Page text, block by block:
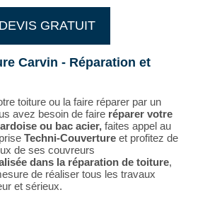
DEVIS GRATUIT
Carvin - Réparation et
toiture ou la faire réparer par un
avez besoin de faire réparer votre
ou bac acier, faites appel au
Techni-Couverture et profitez de
de ses couvreurs
dans la réparation de toiture,
de réaliser tous les travaux
et sérieux.